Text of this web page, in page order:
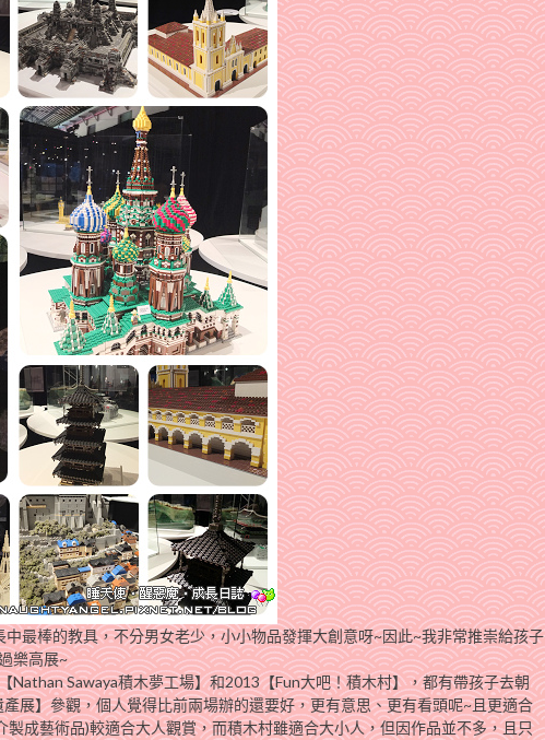
最棒的教具，不分男女老少，小小物品發揮大創意呀~因此~我非常推崇給孩子
樂高展~
Sawaya積木夢工場】和2013【Fun大吧！積木村】，都有帶孩子去朝
展】參觀，個人覺得比前兩場辦的還要好，更有意思、更有看頭呢~且更適合
成藝術品)較適合大人觀賞，而積木村雖適合大小人，但因作品並不多，且只